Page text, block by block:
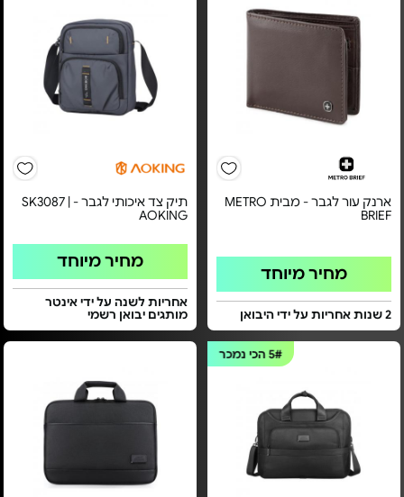
ארנק עור לגבר - מבית METRO
BRIEF
מחיר מיוחד
2 שנות אחריות על ידי היבואן
תיק צד איכותי לגבר - SK3087 |
AOKING
מחיר מיוחד
אחריות לשנה על ידי אינטר
מותגים יבואן רשמי
5# הכי נמכר